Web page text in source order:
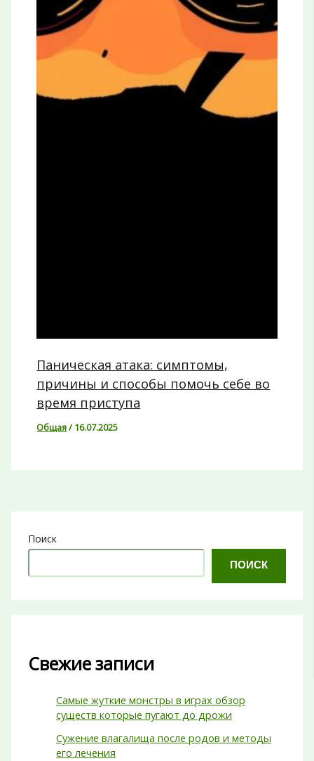
Паническая атака: симптомы,
причины и способы помочь себе во
время приступа
Общая/ 16.07.2025
Поиск
ПОИСК
Свежие записи
Самые жуткие монстры в играх обзор
существ которые пугают до дрожи
Сужение влагалища после родов и методы
его лечения